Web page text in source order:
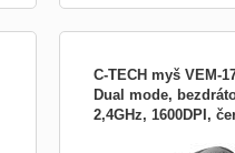
C-TECH myš VEM-
Dual mode,
2,4GHz, 1600DPI,
mode, bezdrátová,